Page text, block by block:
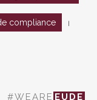
compliance
#WEARE EUDE